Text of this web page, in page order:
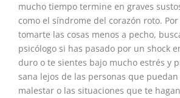
mucho tiempo termine en graves
como el síndrome del corazón roto.
tomarte las cosas menos a pecho,
psicólogo si has pasado por un shock
duro o te sientes bajo mucho estrés y
sana lejos de las personas que
malestar o las situaciones que te